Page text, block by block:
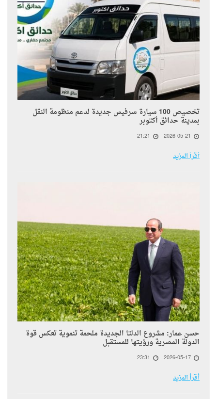
تخصيص 100 سيارة سرفيس جديدة لدعم منظومة النقل
بمدينة حدائق أكتوبر
2026-05-21
21:21
أقرأ المزيد
حسن عمار: مشروع الدلتا الجديدة ملحمة تنموية تعكس قوة
الدولة المصرية ورؤيتها للمستقبل
2026-05-17
23:31
أقرأ المزيد